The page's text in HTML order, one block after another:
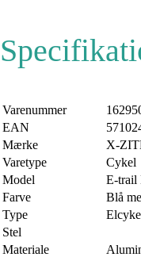
Varenummer
EAN
Mærke
X-
Varetype
Cykel
Model
E-trail
Farve
Blå
Type
Stel
Materiale